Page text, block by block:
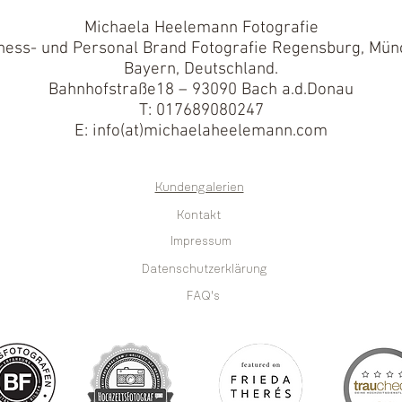
Michaela Heelemann Fotografie
und Personal Brand Fotografie Regensburg,
Bayern, Deutschland.
Bahnhofstraße18 – 93090 Bach a.d.Donau
T: 017689080247
E: info(at)michaelaheelemann.com
Kundengalerien
Kontakt
Impressum
Datenschutzerklärung
FAQ's